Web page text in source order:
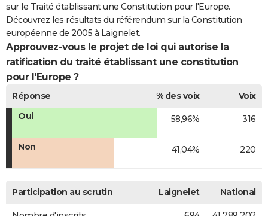
FORUM
Bricolage
Lifestyle
Culture
Auto
Television
Voyage
Cinema
sur le Traité établissant une Constitution pour l'Europe.
Découvrez les résultats du référendum sur la Constitution
européenne de 2005 à Laignelet.
Approuvez-vous le projet de loi qui autorise la
ratification du traité établissant une constitution
pour l'Europe ?
Réponse % des voix
Voix
Oui
58,96% 316
Non 41,04% 220
Participation au scrutin Laignelet National